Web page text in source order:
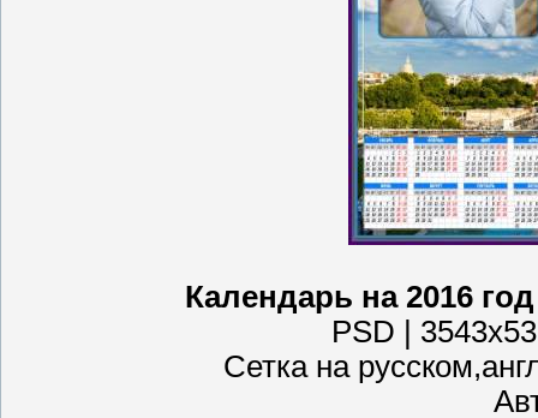
Календарь на 2016
PSD |
Сетка на